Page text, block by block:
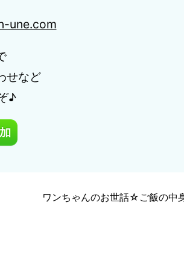
une.com
せなど
♪
ワンちゃんのお世話☆ご飯の中